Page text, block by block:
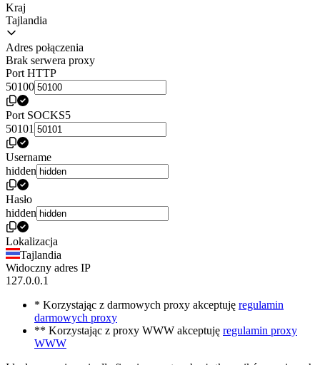
Kraj
Tajlandia
Adres połączenia
Brak serwera proxy
Port HTTP
50100
Port SOCKS5
50101
Username
hidden
Hasło
hidden
Lokalizacja
Tajlandia
Widoczny adres IP
127.0.0.1
* Korzystając z darmowych proxy akceptuję regulamin
darmowych proxy
** Korzystając z proxy WWW akceptuję regulamin proxy
WWW